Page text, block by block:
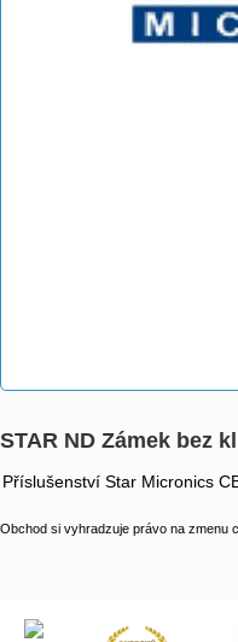
STAR ND Zámek bez
Příslušenství Star Micronics
Obchod si vyhradzuje právo na zmenu